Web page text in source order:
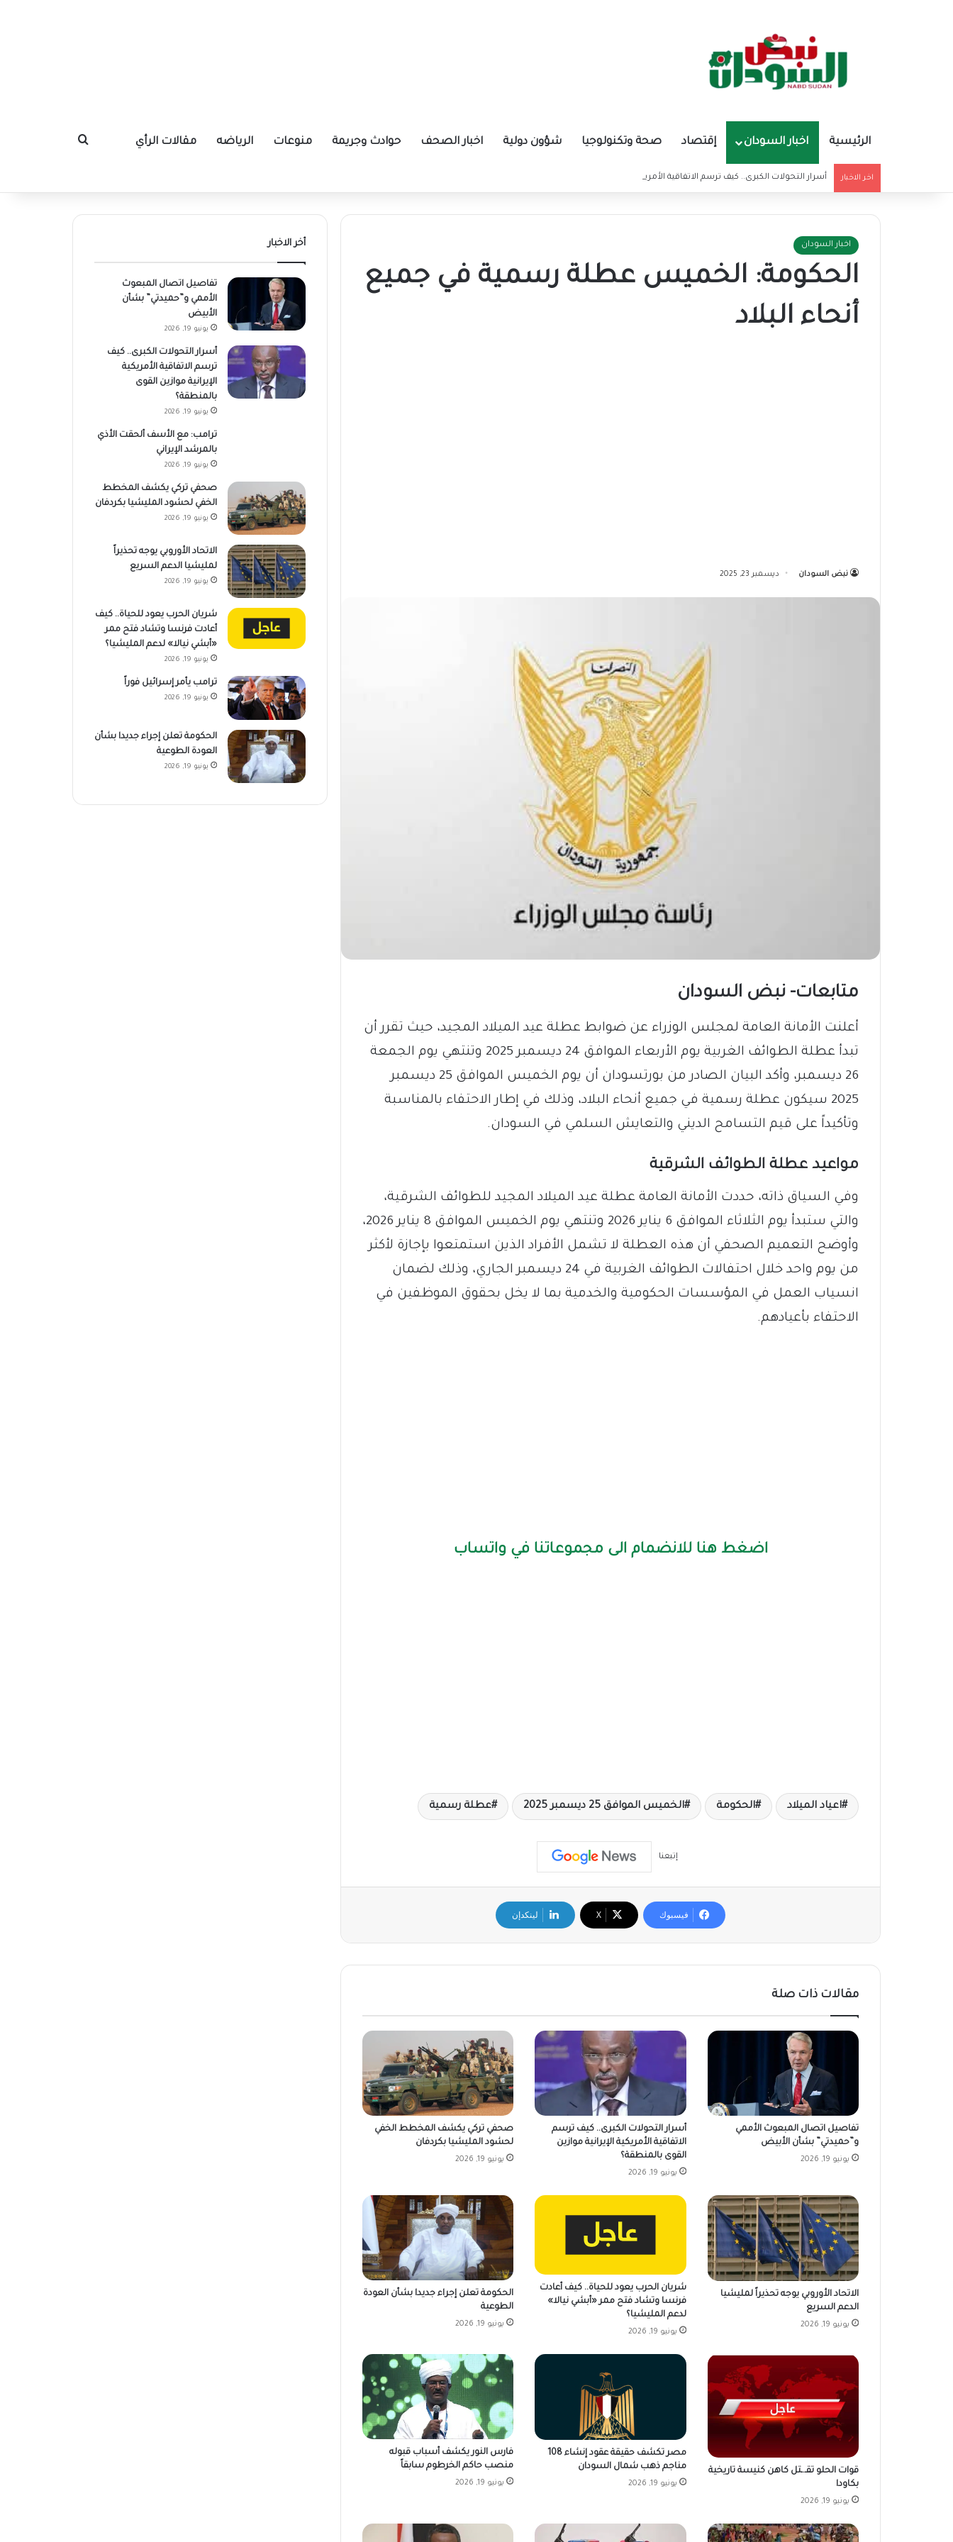
الرئيسية اخبار السودان إقتصاد صحة وتكنولوجيا شؤون دولية اخبار الصحف حوادث وجريمة منوعات الرياضه مقالات الرأي بحث عن
اخر الاخبار أسرار التحولات الكبرى.. كيف ترسم الاتفاقية الأمريكية الإيرانية موازين القوى بالمنطقة؟
اخبار السودان
الحكومة: الخميس عطلة رسمية في جميع
أنحاء البلاد
نبض السودان ديسمبر 23, 2025
متابعات- نبض السودان
​أعلنت الأمانة العامة لمجلس الوزراء عن ضوابط عطلة عيد الميلاد المجيد، حيث تقرر أن
تبدأ عطلة الطوائف الغربية يوم الأربعاء الموافق 24 ديسمبر 2025 وتنتهي يوم الجمعة
26 ديسمبر، وأكد البيان الصادر من بورتسودان أن يوم الخميس الموافق 25 ديسمبر
2025 سيكون عطلة رسمية في جميع أنحاء البلاد، وذلك في إطار الاحتفاء بالمناسبة
وتأكيداً على قيم التسامح الديني والتعايش السلمي في السودان.
​مواعيد عطلة الطوائف الشرقية
​وفي السياق ذاته، حددت الأمانة العامة عطلة عيد الميلاد المجيد للطوائف الشرقية،
والتي ستبدأ يوم الثلاثاء الموافق 6 يناير 2026 وتنتهي يوم الخميس الموافق 8 يناير 2026،
وأوضح التعميم الصحفي أن هذه العطلة لا تشمل الأفراد الذين استمتعوا بإجازة لأكثر
من يوم واحد خلال احتفالات الطوائف الغربية في 24 ديسمبر الجاري، وذلك لضمان
انسياب العمل في المؤسسات الحكومية والخدمية بما لا يخل بحقوق الموظفين في
الاحتفاء بأعيادهم.
اضغط هنا للانضمام الى مجموعاتنا في واتساب
اعياد الميلاد الحكومة الخميس الموافق 25 ديسمبر 2025 عطلة رسمية
إتبعنا
فيسبوك ‫X لينكدإن
مقالات ذات صلة
تفاصيل اتصال المبعوث الأممي
و”حميدتي” بشأن الأبيض
يونيو 19, 2026
أسرار التحولات الكبرى.. كيف ترسم
الاتفاقية الأمريكية الإيرانية موازين
القوى بالمنطقة؟
يونيو 19, 2026
صحفي تركي يكشف المخطط الخفي
لحشود المليشيا بكردفان
يونيو 19, 2026
الاتحاد الأوروبي يوجه تحذيراً لمليشيا
الدعم السريع
يونيو 19, 2026
شريان الحرب يعود للحياة.. كيف أعادت
فرنسا وتشاد فتح ممر «أبشي نيالا»
لدعم المليشيا؟
يونيو 19, 2026
الحكومة تعلن إجراء جديدا بشأن العودة
الطوعية
يونيو 19, 2026
قوات الحلو تقـ.ـتل كاهن كنيسة تاريخية
بكاودا
يونيو 19, 2026
مصر تكشف حقيقة عقود إنشاء 108
مناجم ذهب شمال السودان
يونيو 19, 2026
فارس النور يكشف أسباب قبوله
منصب حاكم الخرطوم سابقاً
يونيو 19, 2026
أخر الاخبار
تفاصيل اتصال المبعوث
الأممي و”حميدتي” بشأن
الأبيض
يونيو 19, 2026
أسرار التحولات الكبرى.. كيف
ترسم الاتفاقية الأمريكية
الإيرانية موازين القوى
بالمنطقة؟
يونيو 19, 2026
ترامب: مع الأسف ألحقت الأذي
بالمرشد الإيراني
يونيو 19, 2026
صحفي تركي يكشف المخطط
الخفي لحشود المليشيا بكردفان
يونيو 19, 2026
الاتحاد الأوروبي يوجه تحذيراً
لمليشيا الدعم السريع
يونيو 19, 2026
شريان الحرب يعود للحياة.. كيف
أعادت فرنسا وتشاد فتح ممر
«أبشي نيالا» لدعم المليشيا؟
يونيو 19, 2026
ترامب يأمر إسرائيل فوراً
يونيو 19, 2026
الحكومة تعلن إجراء جديدا بشأن
العودة الطوعية
يونيو 19, 2026